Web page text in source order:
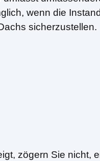
wenn die
sicherzustellen.
zögern Sie nicht,